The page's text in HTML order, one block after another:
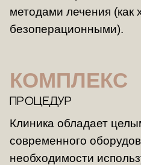
методами лечения (как
безоперационными).
КОМПЛЕКС
ПРОЦЕДУР
Клиника обладает
современного
необходимости